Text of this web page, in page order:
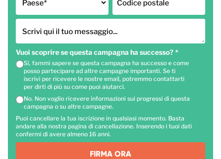
Paese* Codice postale
Scrivi qui il tuo messaggio...
Vuoi scoprire se questa campagna ha successo? *
Sì, fammi sapere se questa campagna ha successo e come
posso partecipare ad altre campagne importanti. Se ti
iscrivi per ricevere le nostre email, potremmo contattarti
per dirti di più su come puoi aiutarci.
No. Non voglio ricevere informazioni sui progressi di questa
campagna o su altre campagne.
Puoi cancellare la tua iscrizione in qualsiasi momento. Basta
andare alla nostra pagina di cancellazione. Inserendo i tuoi dati
confermi di avere almeno 16 anni.
FIRMA ORA